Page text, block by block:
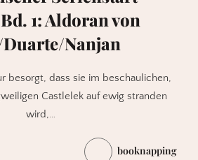
1: Aldoran von
Nanjan
besorgt, dass sie im beschaulichen,
Castlelek auf ewig stranden
wird,…
booknapping